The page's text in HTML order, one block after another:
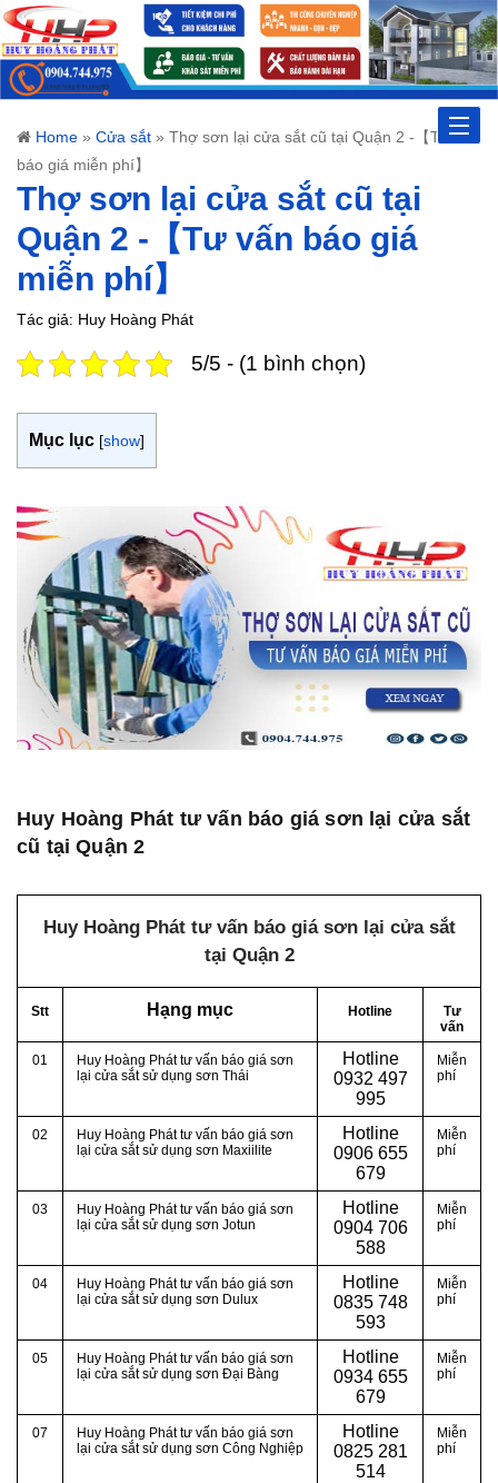
Toggle
Home » Cửa sắt » Thợ sơn lại cửa sắt cũ tại Quận 2 -【Tư vấn
báo giá miễn phí】
Thợ sơn lại cửa sắt cũ tại
Quận 2 -【Tư vấn báo giá
miễn phí】
Tác giả: Huy Hoàng Phát
5/5 - (1 bình chọn)
Mục lục [show]
Huy Hoàng Phát tư vấn báo giá sơn lại cửa sắt
cũ tại Quận 2
Huy Hoàng Phát tư vấn báo giá sơn lại cửa sắt
tại Quận 2
Stt Hạng mục Hotline
Tư
vấn
01
Huy Hoàng Phát tư vấn báo giá sơn
lại cửa sắt sử dụng sơn Thái
Hotline
0932 497
995
Miễn
phí
02
Huy Hoàng Phát tư vấn báo giá sơn
lại cửa sắt sử dụng sơn Maxiilite
Hotline
0906 655
679
Miễn
phí
03
Huy Hoàng Phát tư vấn báo giá sơn
lại cửa sắt sử dụng sơn Jotun
Hotline
0904 706
588
Miễn
phí
04
Huy Hoàng Phát tư vấn báo giá sơn
lại cửa sắt sử dụng sơn Dulux
Hotline
0835 748
593
Miễn
phí
05
Huy Hoàng Phát tư vấn báo giá sơn
lại cửa sắt sử dụng sơn Đại Bàng
Hotline
0934 655
679
Miễn
phí
07
Huy Hoàng Phát tư vấn báo giá sơn
lại cửa sắt sử dụng sơn Công Nghiệp
Hotline
0825 281
514
Miễn
phí